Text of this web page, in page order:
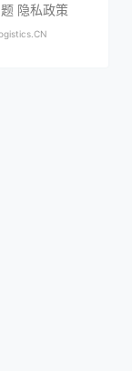
隐私政策